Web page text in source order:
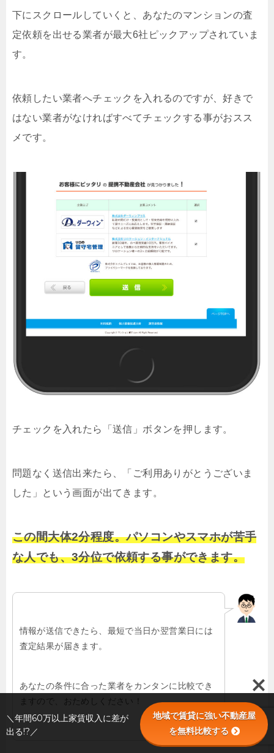
下にスクロールしていくと、あなたのマンションの査
定依頼を出せる業者が最大6社ピックアップされていま
す。
依頼したい業者へチェックを入れるのですが、好きで
はない業者がなければすべてチェックする事がおスス
メです。
チェックを入れたら「送信」ボタンを押します。
問題なく送信出来たら、「ご利用ありがとうございま
した」という画面が出てきます。
この間大体2分程度。パソコンやスマホが苦手
な人でも、3分位で依頼する事ができます。
情報が送信できたら、最短で当日か翌営業日には
査定結果が届きます。
あなたの条件に合った業者をカンタンに比較でき
ますので、おためしください！
＼年間60万以上家賃収入に差が
出る!?／
地域で賃貸に強い不動産屋
を無料比較する